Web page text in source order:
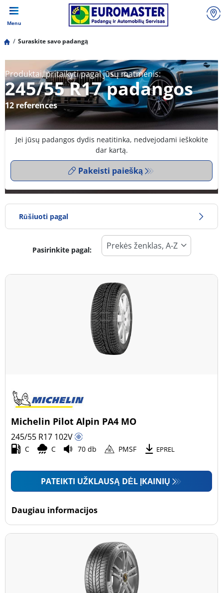
Menu
Suraskite savo padangą
Produktai, pritaikyti pagal jūsų matmenis:
245/55 R17 padangos
12 references
Jei jūsų padangos dydis neatitinka, nedvejodami ieškokite
dar kartą.
Pakeisti paiešką
Rūšiuoti pagal
Padangos tipas
Visi tipai (12)
Lengvasis automobilis (12)
Mažas sunkvežimis (0)
Motociklas (0)
Padanga sustiprintomis sienelėmis
Daugiau parinkčių
Pasirinkite pagal:
Michelin Pilot Alpin PA4 MO
245/55 R17 102V
C C 70 db PMSF EPREL
PATEIKTI UŽKLAUSĄ DĖL ĮKAINIŲ
Daugiau informacijos